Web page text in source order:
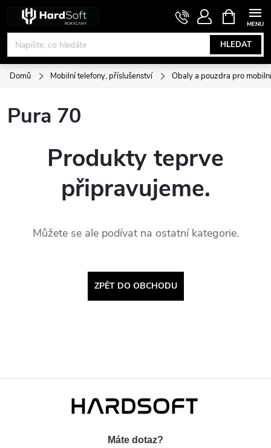
obsah
HLEDAT
NÁKUPNÍ
KOŠÍK
Domů Mobilní telefony, příslušenství Obaly a pouzdra pro
Pura 70
Produkty teprve
připravujeme.
Můžete se ale podívat na ostatní kategorie.
ZPĚT DO OBCHODU
Máte dotaz?